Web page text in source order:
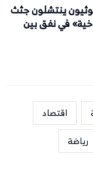
ينتشلون جثث
في نفق بين
اقتصاد
رياضة